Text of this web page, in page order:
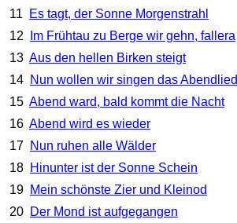
11
Es tagt, der Sonne Morgenstrahl
12
Im Frühtau zu Berge wir gehn, fallera
13 Aus den hellen Birken steigt
14 Nun wollen wir singen das Abendlied
15 Abend ward, bald kommt die Nacht
16 Abend wird es wieder
17 Nun ruhen alle Wälder
18 Hinunter ist der Sonne Schein
19 Mein schönste Zier und Kleinod
20 Der Mond ist aufgegangen